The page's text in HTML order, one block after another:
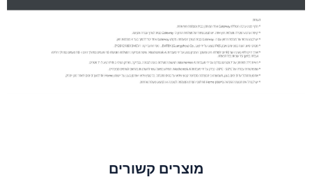
מוצרים קשורים